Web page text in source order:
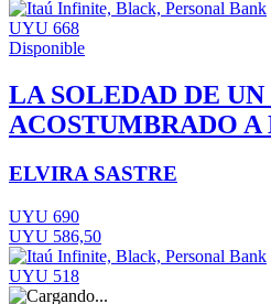
UYU 668
Disponible
LA SOLEDAD DE UN
ACOSTUMBRADO
ELVIRA SASTRE
UYU 690
UYU 586,50
UYU 518